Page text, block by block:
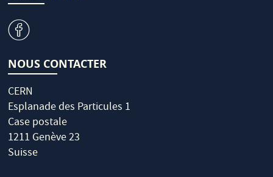
v
NOUS CONTACTER
CERN
Esplanade des Particules 1
Case postale
1211 Genève 23
Suisse